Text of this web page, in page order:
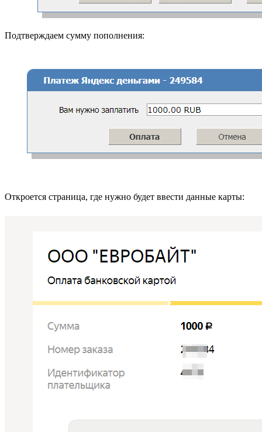
Подтверждаем сумму пополнения:
Откроется страница, где нужно будет ввести данные карты: